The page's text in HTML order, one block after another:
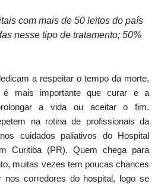
com mais de 50 leitos do país
nesse tipo de tratamento; 50%
a respeitar o tempo da morte,
é mais importante que curar e a
a vida ou aceitar o fim.
na rotina de profissionais da
cuidados paliativos do Hospital
Curitiba (PR). Quem chega para
muitas vezes tem poucas chances
corredores do hospital, logo se